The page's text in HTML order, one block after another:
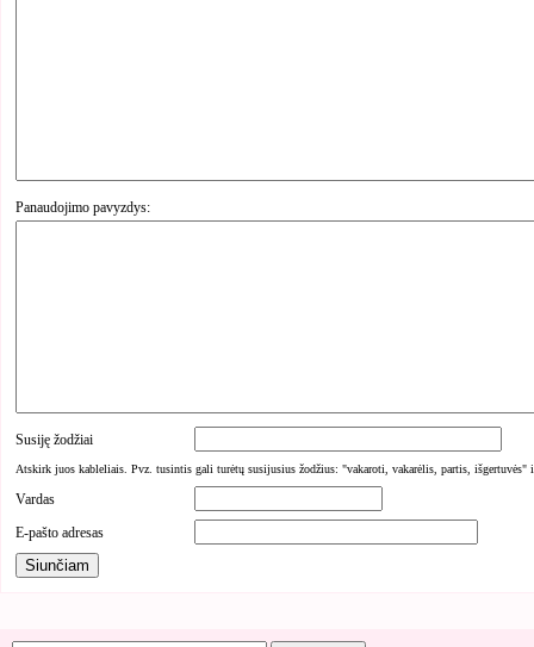
Panaudojimo pavyzdys:
Susiję žodžiai
Atskirk juos kableliais. Pvz. tusintis gali turėtų susijusius žodžius: "vakaroti, vakarėlis, partis, išgertuvės"
Vardas
E-pašto adresas